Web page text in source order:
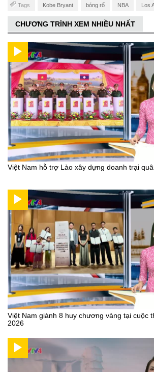
Tags Kobe Bryant bóng rổ NBA Los
CHƯƠNG TRÌNH XEM NHIỀU NHẤT
Việt Nam hỗ trợ Lào xây dựng doanh trại
Việt Nam giành 8 huy chương vàng tại cuộc
2026